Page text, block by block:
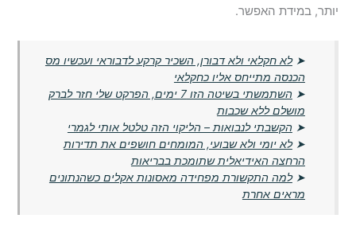
יותר, במידת האפשר.
➤לא חקלאי ולא דבורן, השכיר קרקע לדבוראי ועכשיו מס
הכנסה מתייחס אליו כחקלאי
➤
השתמשתי בשיטה הזו 7 ימים, הפרקט שלי חזר לברק
מושלם ללא שכבות
➤ הקשבתי לנבואות – הליקוי הזה טלטל אותי לגמרי
➤לא יומי ולא שבועי, המומחים חושפים את תדירות
הרחצה האידיאלית שתומכת בבריאות
➤למה התקשורת מפחידה מאסונות אקלים כשהנתונים
מראים אחרת